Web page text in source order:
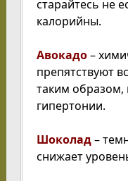
старайтесь не
калорийны.
Авокадо–
препятствуют
таким
гипертонии.
Шоколад–
снижает